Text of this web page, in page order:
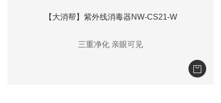
【大消帮】紫外线消毒器NW-CS21-W
三重净化 亲眼可见